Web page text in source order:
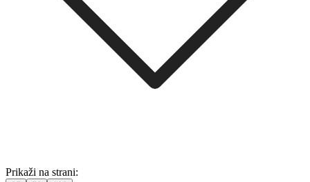
Prikaži na strani: